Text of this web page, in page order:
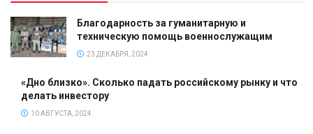
Благодарность за гуманитарную и
техническую помощь военнослужащим
23 ДЕКАБРЯ, 2024
«Дно близко». Сколько падать российскому рынку и что
делать инвестору
10 АВГУСТА, 2024